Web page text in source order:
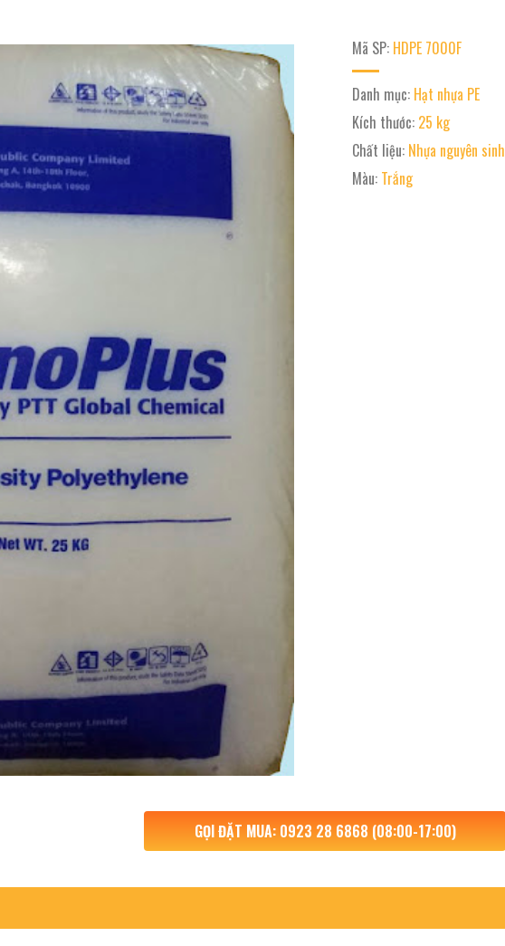
Mã SP: HDPE 7000F
Danh mục: Hạt nhựa PE
Kích thước: 25 kg
Chất liệu: Nhựa nguyên sinh
Màu: Trắng
GỌI ĐẶT MUA: 0923 28 6868 (08:00-17:00)